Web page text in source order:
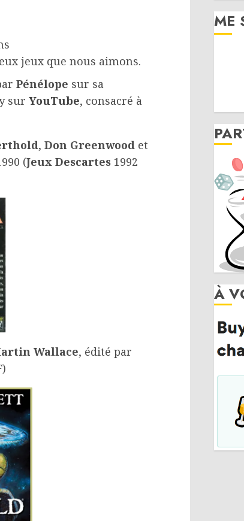
jeux que nous aimons.
Pénélope sur sa
sur YouTube, consacré à
, Don Greenwood et
(Jeux Descartes 1992
Wallace, édité par
ME
À